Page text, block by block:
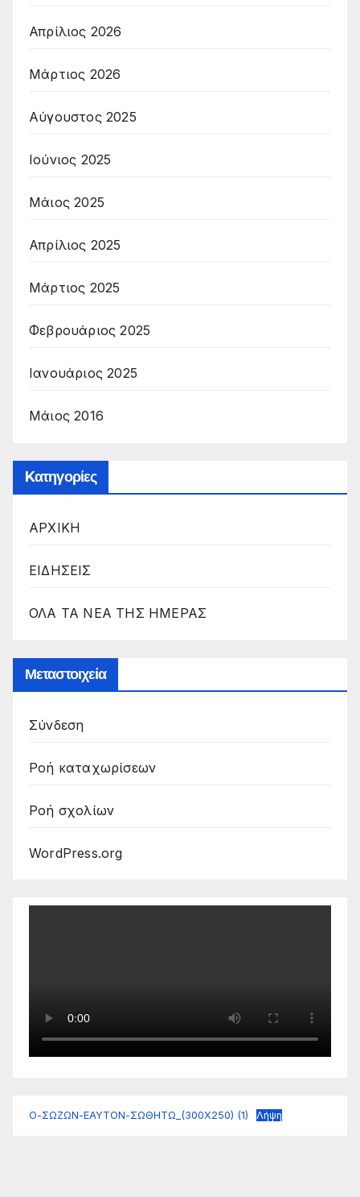
Απρίλιος 2026
Μάρτιος 2026
Αύγουστος 2025
Ιούνιος 2025
Μάιος 2025
Απρίλιος 2025
Μάρτιος 2025
Φεβρουάριος 2025
Ιανουάριος 2025
Μάιος 2016
Kατηγορίες
ΑΡΧΙΚΗ
ΕΙΔΗΣΕΙΣ
ΟΛΑ ΤΑ ΝΕΑ ΤΗΣ ΗΜΕΡΑΣ
Μεταστοιχεία
Σύνδεση
Ροή καταχωρίσεων
Ροή σχολίων
WordPress.org
Ο-ΣΩΖΩΝ-ΕΑΥΤΟΝ-ΣΩΘΗΤΩ_(300Χ250) (1) Λήψη